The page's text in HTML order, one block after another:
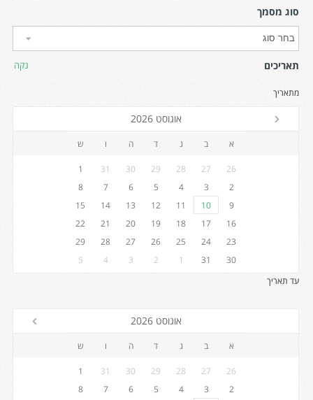
סוג מסמך
תאריכים נקה
מתאריך
עד תאריך
אוגוסט 2026
א ב ג ד ה ו ש
26
27
28
29
30
31
1
2
3
4
5
6
7
8
9
10
11
12
13
14
15
16
17
18
19
20
21
22
23
24
25
26
27
28
29
30
31
1
2
3
4
5
אוגוסט 2026
א ב ג ד ה ו ש
26
27
28
29
30
31
1
2
3
4
5
6
7
8